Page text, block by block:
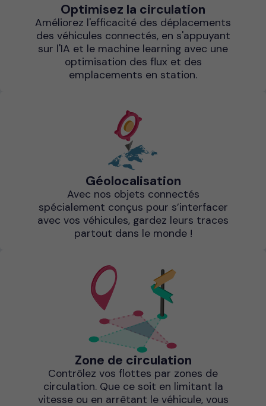
Optimisez la circulation
Améliorez l'efficacité des déplacements
des véhicules connectés, en s'appuyant
sur l'IA et le machine learning avec une
optimisation des flux et des
emplacements en station.
Géolocalisation
Avec nos objets connectés
spécialement conçus pour s’interfacer
avec vos véhicules, gardez leurs traces
partout dans le monde !
Zone de circulation
Contrôlez vos flottes par zones de
circulation. Que ce soit en limitant la
vitesse ou en arrêtant le véhicule, vous